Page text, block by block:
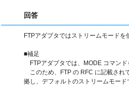
回答
FTPアダプタではストリームモードを
■補足
FTPアダプタでは、MODE コマンド
このため、FTP の RFC に記載され
拠し、デフォルトのストリームモード